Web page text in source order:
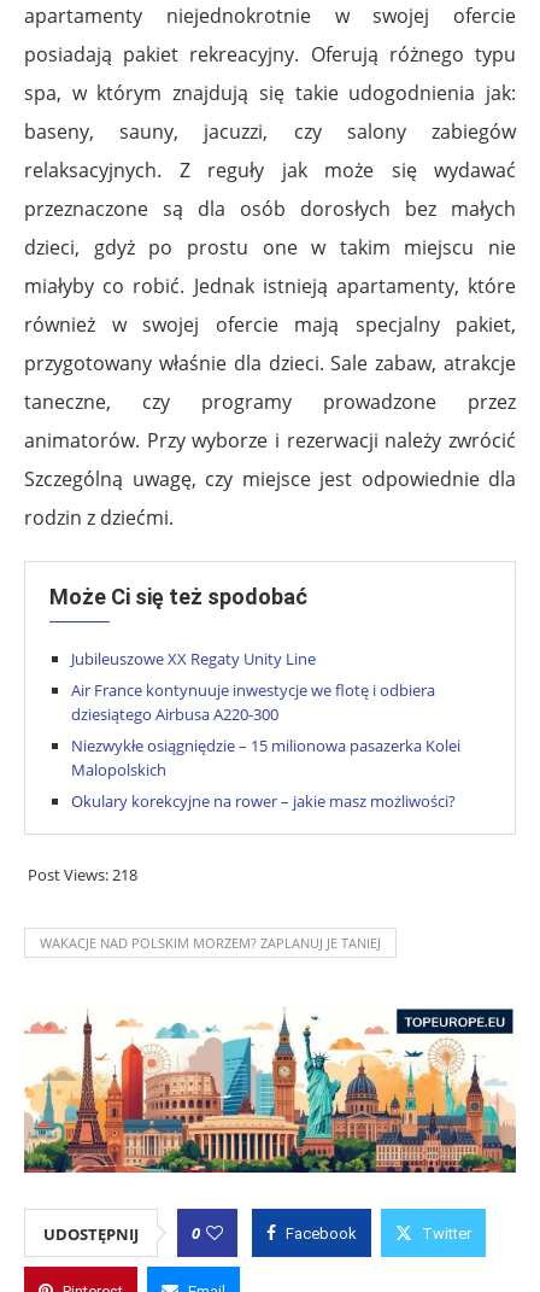
apartamenty niejednokrotnie w swojej ofercie
posiadają pakiet rekreacyjny. Oferują różnego typu
spa, w którym znajdują się takie udogodnienia jak:
baseny, sauny, jacuzzi, czy salony zabiegów
relaksacyjnych. Z reguły jak może się wydawać
przeznaczone są dla osób dorosłych bez małych
dzieci, gdyż po prostu one w takim miejscu nie
miałyby co robić. Jednak istnieją apartamenty, które
również w swojej ofercie mają specjalny pakiet,
przygotowany właśnie dla dzieci. Sale zabaw, atrakcje
taneczne, czy programy prowadzone przez
animatorów. Przy wyborze i rezerwacji należy zwrócić
Szczególną uwagę, czy miejsce jest odpowiednie dla
rodzin z dziećmi.
Może Ci się też spodobać
Jubileuszowe XX Regaty Unity Line
Air France kontynuuje inwestycje we flotę i odbiera
dziesiątego Airbusa A220-300
Niezwykłe osiągniędzie – 15 milionowa pasazerka Kolei
Malopolskich
Okulary korekcyjne na rower – jakie masz możliwości?
Post Views: 218
WAKACJE NAD POLSKIM MORZEM? ZAPLANUJ JE TANIEJ
UDOSTĘPNIJ 0 Facebook Twitter